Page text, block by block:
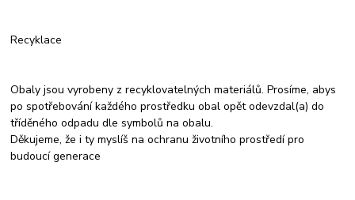
Recyklace
Obaly jsou vyrobeny z recyklovatelných materiálů. Prosíme, abys
po spotřebování každého prostředku obal opět odevzdal(a) do
tříděného odpadu dle symbolů na obalu.
Děkujeme, že i ty myslíš na ochranu životního prostředí pro
budoucí generace